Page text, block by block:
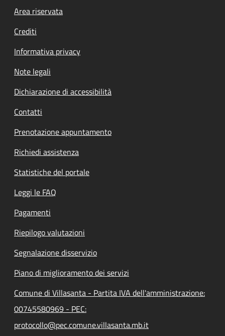
Footer menu
Area riservata
Crediti
Informativa privacy
Note legali
Dichiarazione di accessibilità
Contatti
Prenotazione appuntamento
Richiedi assistenza
Statistiche del portale
Leggi le FAQ
Pagamenti
Riepilogo valutazioni
Segnalazione disservizio
Piano di miglioramento dei servizi
Comune di Villasanta - Partita IVA dell'amministrazione:
00745580969 - PEC:
protocollo@pec.comune.villasanta.mb.it